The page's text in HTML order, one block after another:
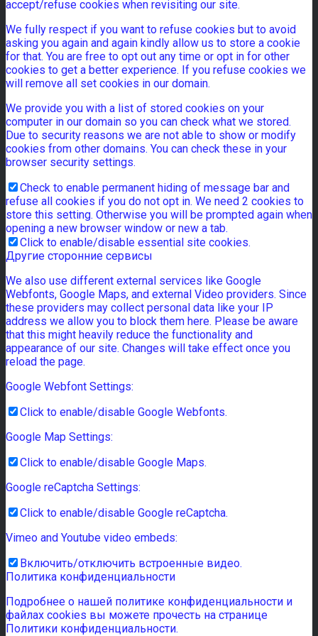
accept/refuse cookies when revisiting our site.
We fully respect if you want to refuse cookies but to avoid
asking you again and again kindly allow us to store a cookie
for that. You are free to opt out any time or opt in for other
cookies to get a better experience. If you refuse cookies we
will remove all set cookies in our domain.
We provide you with a list of stored cookies on your
computer in our domain so you can check what we stored.
Due to security reasons we are not able to show or modify
cookies from other domains. You can check these in your
browser security settings.
Check to enable permanent hiding of message bar and
refuse all cookies if you do not opt in. We need 2 cookies to
store this setting. Otherwise you will be prompted again when
opening a new browser window or new a tab.
Click to enable/disable essential site cookies.
Другие сторонние сервисы
We also use different external services like Google
Webfonts, Google Maps, and external Video providers. Since
these providers may collect personal data like your IP
address we allow you to block them here. Please be aware
that this might heavily reduce the functionality and
appearance of our site. Changes will take effect once you
reload the page.
Google Webfont Settings:
Click to enable/disable Google Webfonts.
Google Map Settings:
Click to enable/disable Google Maps.
Google reCaptcha Settings:
Click to enable/disable Google reCaptcha.
Vimeo and Youtube video embeds:
Включить/отключить встроенные видео.
Политика конфиденциальности
Подробнее о нашей политике конфиденциальности и
файлах cookies вы можете прочесть на странице
Политики конфиденциальности.